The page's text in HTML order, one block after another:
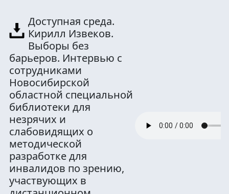
Доступная среда.
Кирилл Извеков.
Выборы без
барьеров. Интервью с
сотрудниками
Новосибирской
областной специальной
библиотеки для
незрячих и
слабовидящих о
методической
разработке для
инвалидов по зрению,
участвующих в